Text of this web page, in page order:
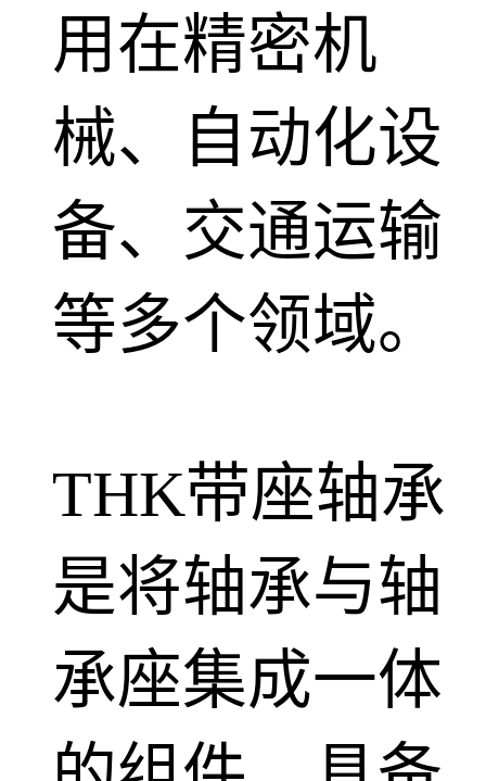
用在精密机
械、自动化设
备、交通运输
等多个领域。
THK带座轴承
是将轴承与轴
承座集成一体